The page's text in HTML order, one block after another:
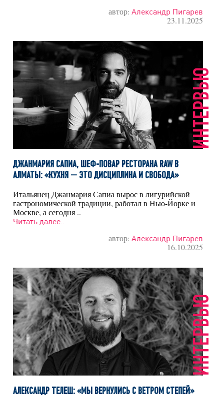
автор: Александр Пигарев
23.11.2025
ДЖАНМАРИЯ САПИА, ШЕФ-ПОВАР РЕСТОРАНА RAW В
АЛМАТЫ: «КУХНЯ — ЭТО ДИСЦИПЛИНА И СВОБОДА»
Итальянец Джанмария Сапиа вырос в лигурийской
гастрономической традиции, работал в Нью-Йорке и
Москве, а сегодня ..
Читать далее..
автор: Александр Пигарев
16.10.2025
ИНТЕРВЬЮ
АЛЕКСАНДР ТЕЛЕШ: «МЫ ВЕРНУЛИСЬ С ВЕТРОМ СТЕПЕЙ»
ИНТЕРВЬЮ